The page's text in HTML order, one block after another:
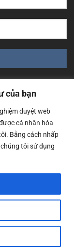
của bạn
duyệt web
cá nhân hóa
Bằng cách nhấp
tôi sử dụng
0108783483
Đầu Tư Tp. Hà
Reserved